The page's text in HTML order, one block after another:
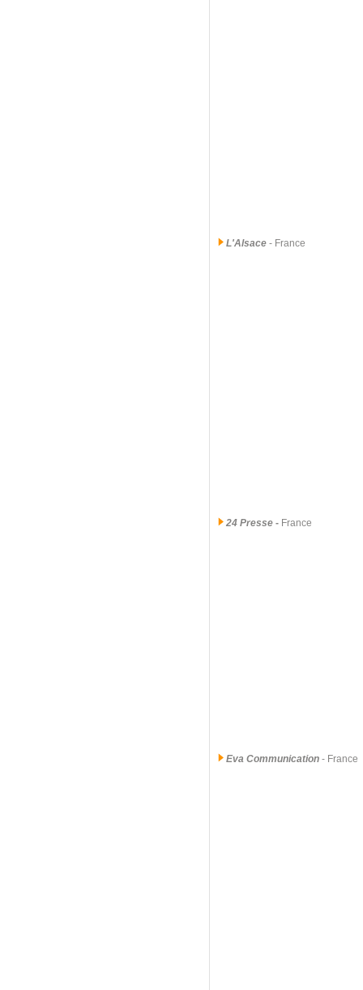
L'Alsace - France
24 Presse - France
Eva Communication - France